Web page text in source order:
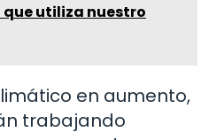
utiliza nuestro
en aumento,
trabajando